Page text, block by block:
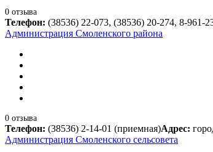
0 отзыва
Телефон: (38536) 22-073, (38536) 20-274, 8-961-
Администрация Смоленского района
0 отзыва
Телефон: (38536) 2-14-01 (приемная)Адрес:
Администрация Смоленского сельсовета